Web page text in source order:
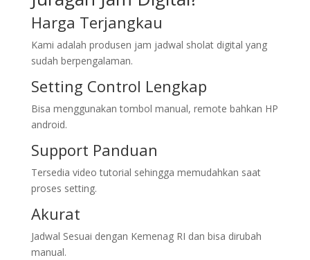
Harga Terjangkau
Kami adalah produsen jam jadwal sholat digital yang
sudah berpengalaman.
Setting Control Lengkap
Bisa menggunakan tombol manual, remote bahkan HP
android.
Support Panduan
Tersedia video tutorial sehingga memudahkan saat
proses setting.
Akurat
Jadwal Sesuai dengan Kemenag RI dan bisa dirubah
manual.